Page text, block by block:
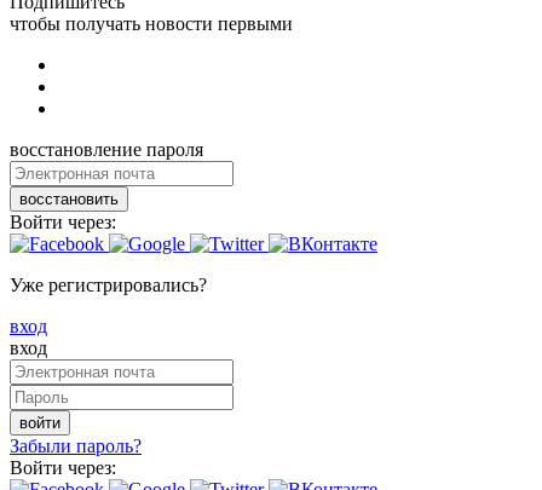
чтобы получать новости первыми
восстановление пароля
восстановить
Войти через:
Уже регистрировались?
вход
вход
войти
Забыли пароль?
Войти через: